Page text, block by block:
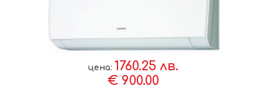
цена: 1760.25 лв.
€ 900.00